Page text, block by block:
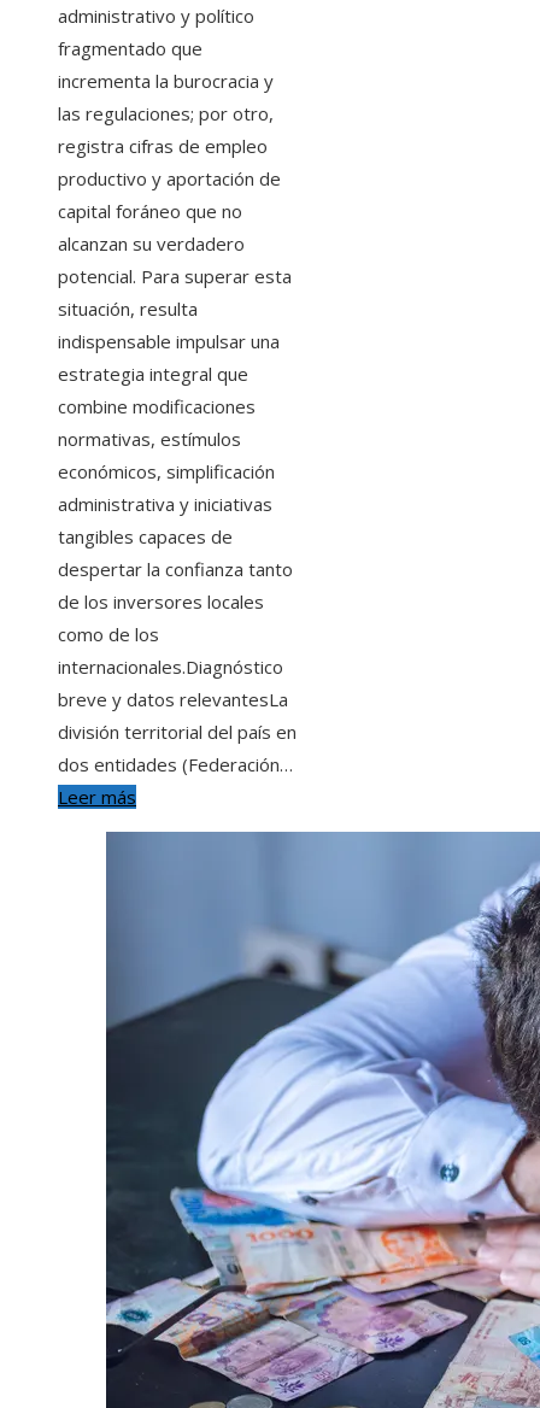
administrativo y político
fragmentado que
incrementa la burocracia y
las regulaciones; por otro,
registra cifras de empleo
productivo y aportación de
capital foráneo que no
alcanzan su verdadero
potencial. Para superar esta
situación, resulta
indispensable impulsar una
estrategia integral que
combine modificaciones
normativas, estímulos
económicos, simplificación
administrativa y iniciativas
tangibles capaces de
despertar la confianza tanto
de los inversores locales
como de los
internacionales.Diagnóstico
breve y datos relevantesLa
división territorial del país en
dos entidades (Federación…
Leer más